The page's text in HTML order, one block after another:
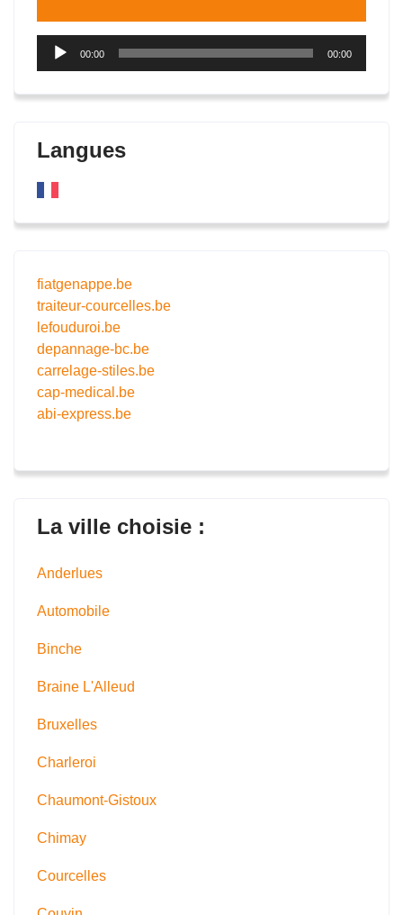
Lecteur
00:00 00:00
Langues
fiatgenappe.be
traiteur-courcelles.be
lefouduroi.be
depannage-bc.be
carrelage-stiles.be
cap-medical.be
abi-express.be
La ville choisie :
Anderlues
Automobile
Binche
Braine L'Alleud
Bruxelles
Charleroi
Chaumont-Gistoux
Chimay
Courcelles